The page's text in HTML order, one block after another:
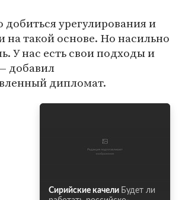
урегулирования и
на такой основе. Но насильно
У нас есть свои подходы и
добавил
дипломат.
Сирийские качели Будет ли